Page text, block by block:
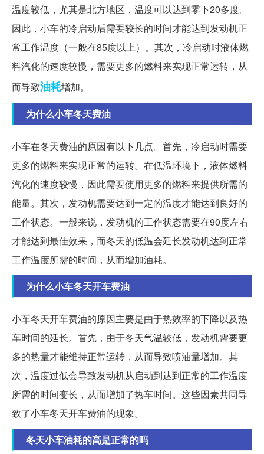
温度较低，尤其是北方地区，温度可以达到零下20多度。
因此，小车的冷启动后需要较长的时间才能达到发动机正
常工作温度（一般在85度以上）。其次，冷启动时液体燃
料汽化的速度较慢，需要更多的燃料来实现正常运转，从
而导致油耗增加。
为什么小车冬天费油
小车在冬天费油的原因有以下几点。首先，冷启动时需要
更多的燃料来实现正常的运转。在低温环境下，液体燃料
汽化的速度较慢，因此需要使用更多的燃料来提供所需的
能量。其次，发动机需要达到一定的温度才能达到良好的
工作状态。一般来说，发动机的工作状态需要在90度左右
才能达到最佳效果，而冬天的低温会延长发动机达到正常
工作温度所需的时间，从而增加油耗。
为什么小车冬天开车费油
小车冬天开车费油的原因主要是由于热效率的下降以及热
车时间的延长。首先，由于冬天气温较低，发动机需要更
多的热量才能维持正常运转，从而导致喷油量增加。其
次，温度过低会导致发动机从启动到达到正常的工作温度
所需的时间变长，从而增加了热车时间。这些因素共同导
致了小车冬天开车费油的现象。
冬天小车油耗的高是正常的吗